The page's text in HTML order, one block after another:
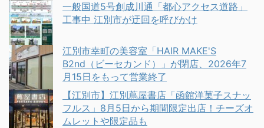
一般国道5号創成川通「都心アクセス道路」
工事中 江別市が迂回を呼びかけ
江別市幸町の美容室「HAIR MAKE'S
B2nd（ビーセカンド）」が閉店、2026年7
月15日をもって営業終了
【江別市】江別蔦屋書店「函館洋菓子スナッ
フルス」8月5日から期間限定出店！チーズオ
ムレットや限定品も